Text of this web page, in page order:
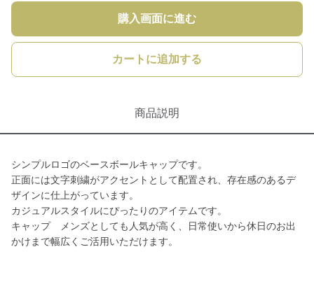
購入画面に進む
カートに追加する
商品説明
シンプルロゴのベースボールキャップです。
正面には文字刺繍がアクセントとして配置され、存在感のあるデ
ザインに仕上がっています。
カジュアルスタイルにぴったりのアイテムです。
キャップ メンズとしても人気が高く、日常使いから休日のお出
かけまで幅広くご活用いただけます。